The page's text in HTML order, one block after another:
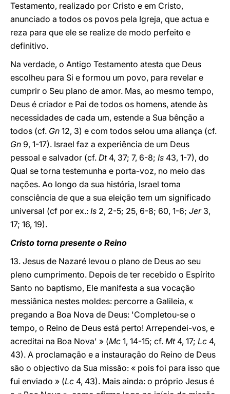
Testamento, realizado por Cristo e em Cristo,
anunciado a todos os povos pela Igreja, que actua e
reza para que ele se realize de modo perfeito e
definitivo.
Na verdade, o Antigo Testamento atesta que Deus
escolheu para Si e formou um povo, para revelar e
cumprir o Seu plano de amor. Mas, ao mesmo tempo,
Deus é criador e Pai de todos os homens, atende às
necessidades de cada um, estende a Sua bênção a
todos (cf. Gn 12, 3) e com todos selou uma aliança (cf.
Gn 9, 1-17). Israel faz a experiência de um Deus
pessoal e salvador (cf. Dt 4, 37; 7, 6-8; Is 43, 1-7), do
Qual se torna testemunha e porta-voz, no meio das
nações. Ao longo da sua história, Israel toma
consciência de que a sua eleição tem um significado
universal (cf por ex.: Is 2, 2-5; 25, 6-8; 60, 1-6; Jer3,
17; 16, 19).
Cristo torna presente o Reino
13. Jesus de Nazaré levou o plano de Deus ao seu
pleno cumprimento. Depois de ter recebido o Espírito
Santo no baptismo, Ele manifesta a sua vocação
messiânica nestes moldes: percorre a Galileia, «
pregando a Boa Nova de Deus: 'Completou-se o
tempo, o Reino de Deus está perto! Arrependei-vos, e
acreditai na Boa Nova' » (Mc 1, 14-15; cf. Mt4, 17; Lc 4,
43). A proclamação e a instauração do Reino de Deus
são o objectivo da Sua missão: « pois foi para isso que
fui enviado » (Lc 4, 43). Mais ainda: o próprio Jesus é